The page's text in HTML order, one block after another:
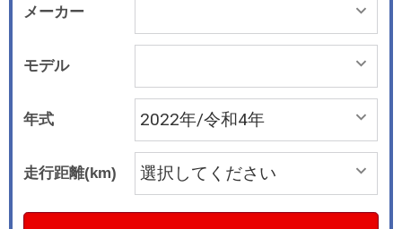
メーカー
モデル
年式
走行距離(km)